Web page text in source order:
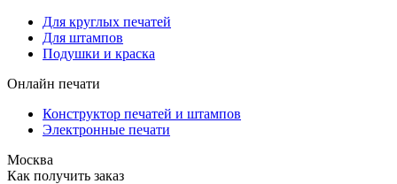
Для круглых печатей
Для штампов
Подушки и краска
Онлайн печати
Конструктор печатей и штампов
Электронные печати
Москва
Как получить заказ